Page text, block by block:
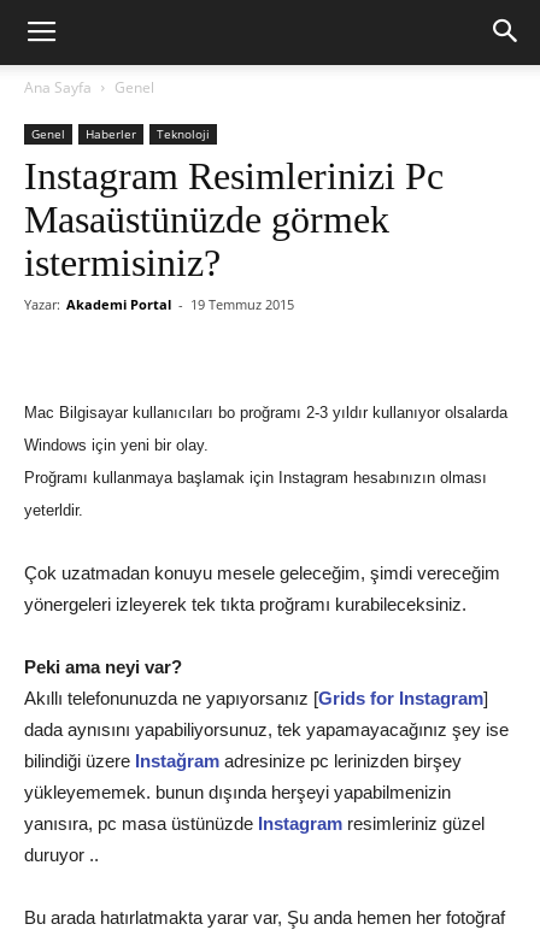
Ana Sayfa Genel
Genel Haberler Teknoloji
Instagram Resimlerinizi Pc
Masaüstünüzde görmek
istermisiniz?
Yazar: Akademi Portal - 19 Temmuz 2015
Mac Bilgisayar kullanıcıları bo proğramı 2-3 yıldır kullanıyor olsalarda
Windows için yeni bir olay.
Proğramı kullanmaya başlamak için Instagram hesabınızın olması
yeterldir.
Çok uzatmadan konuyu mesele geleceğim, şimdi vereceğim
yönergeleri izleyerek tek tıkta proğramı kurabileceksiniz.
Peki ama neyi var?
Akıllı telefonunuzda ne yapıyorsanız [Grids for Instagram]
dada aynısını yapabiliyorsunuz, tek yapamayacağınız şey ise
bilindiği üzere Instağram adresinize pc lerinizden birşey
yükleyememek. bunun dışında herşeyi yapabilmenizin
yanısıra, pc masa üstünüzde Instagram resimleriniz güzel
duruyor ..
Bu arada hatırlatmakta yarar var, Şu anda hemen her fotoğraf